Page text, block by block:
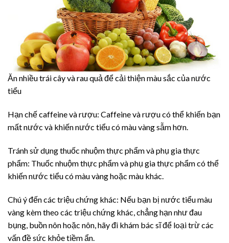
Ăn nhiều trái cây và rau quả để cải thiện màu sắc của nước
tiểu
Hạn chế caffeine và rượu: Caffeine và rượu có thể khiến bạn
mất nước và khiến nước tiểu có màu vàng sẫm hơn.
Tránh sử dụng thuốc nhuộm thực phẩm và phụ gia thực
phẩm: Thuốc nhuộm thực phẩm và phụ gia thực phẩm có thể
khiến nước tiểu có màu vàng hoặc màu khác.
Chú ý đến các triệu chứng khác: Nếu bạn bị nước tiểu màu
vàng kèm theo các triệu chứng khác, chẳng hạn như đau
bụng, buồn nôn hoặc nôn, hãy đi khám bác sĩ để loại trừ các
vấn đề sức khỏe tiềm ẩn.